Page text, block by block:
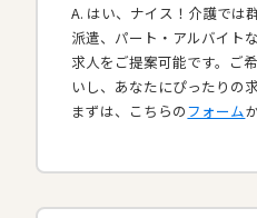
A. はい、ナイス！介護では
派遣、パート・アルバイト
求人をご提案可能です。ご
いし、あなたにぴったりの
まずは、こちらのフォーム